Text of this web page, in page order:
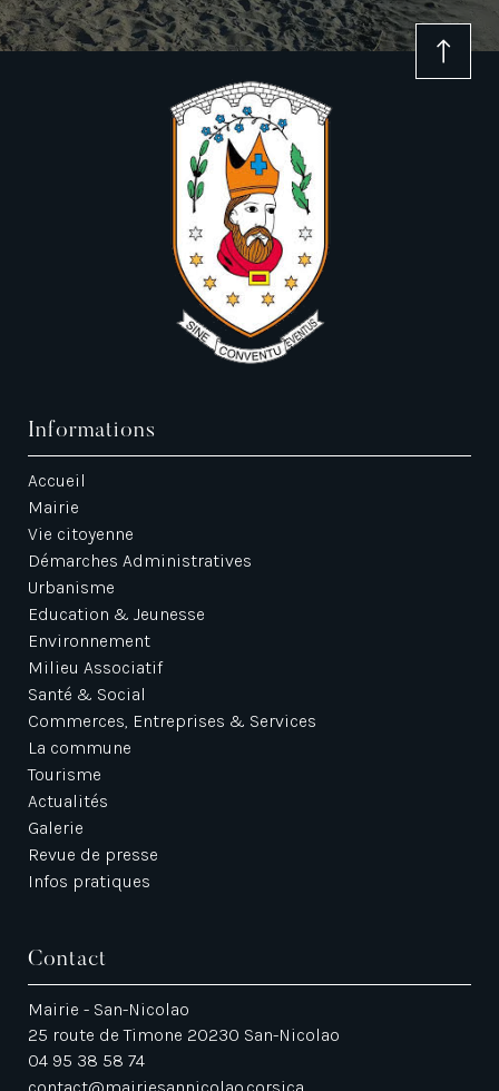
Informations
Accueil
Mairie
Vie citoyenne
Démarches Administratives
Urbanisme
Education & Jeunesse
Environnement
Milieu Associatif
Santé & Social
Commerces, Entreprises & Services
La commune
Tourisme
Actualités
Galerie
Revue de presse
Infos pratiques
Contact
Mairie - San-Nicolao
25 route de Timone 20230 San-Nicolao
04 95 38 58 74